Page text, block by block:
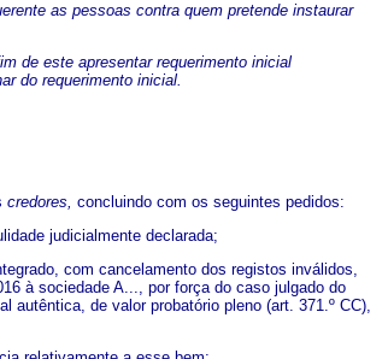
as pessoas contra quem pretende instaurar
de este apresentar requerimento inicial
do requerimento inicial.
credores, concluindo com os seguintes pedidos:
judicialmente declarada;
com cancelamento dos registos inválidos,
à sociedade A..., por força do caso julgado do
autêntica, de valor probatório pleno (art. 371.º CC),